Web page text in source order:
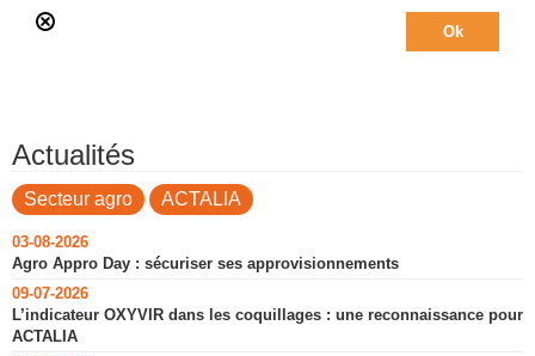
Actualités
Secteur agro ACTALIA
03-08-2026
Agro Appro Day : sécuriser ses approvisionnements
09-07-2026
L’indicateur OXYVIR dans les coquillages : une reconnaissance pour
ACTALIA